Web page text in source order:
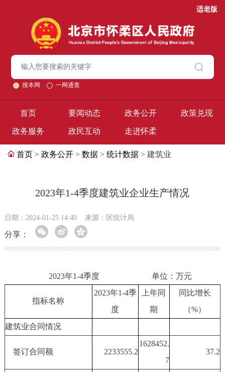
适老版
搜本网 一网通查
首页 要闻动态 政务公开 政策兑现
政务服务 政民互动 走进怀柔
首页 > 政务公开 > 数据 > 统计数据 > 建筑业
2023年1-4季度建筑业企业生产情况
日期：2024-01-25 14:40 来源：区统计局
分享：
2023年1-4季度 单位：万元
指标名称
2023年1-4季
度
上年同
期
同比增长
（%）
建筑业合同情况
签订合同额 2233555.2
1628452.
7
37.2